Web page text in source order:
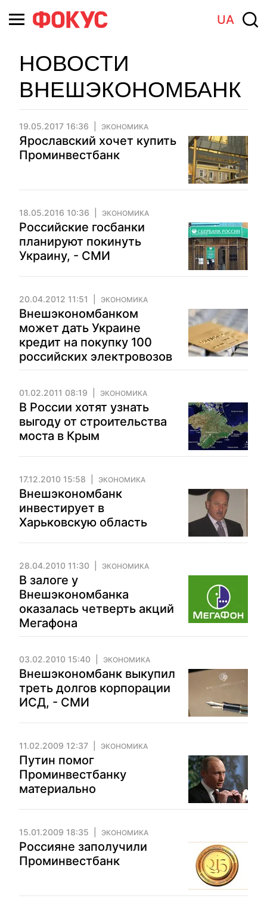
UA
НОВОСТИ
ВНЕШЭКОНОМБАНК
19.05.2017 16:36 ЭКОНОМИКА
Ярославский хочет купить
Проминвестбанк
18.05.2016 10:36 ЭКОНОМИКА
Российские госбанки
планируют покинуть
Украину, - СМИ
20.04.2012 11:51 ЭКОНОМИКА
Внешэкономбанком
может дать Украине
кредит на покупку 100
российских электровозов
01.02.2011 08:19 ЭКОНОМИКА
В России хотят узнать
выгоду от строительства
моста в Крым
17.12.2010 15:58 ЭКОНОМИКА
Внешэкономбанк
инвестирует в
Харьковскую область
28.04.2010 11:30 ЭКОНОМИКА
В залоге у
Внешэкономбанка
оказалась четверть акций
Мегафона
03.02.2010 15:40 ЭКОНОМИКА
Внешэкономбанк выкупил
треть долгов корпорации
ИСД, - СМИ
11.02.2009 12:37 ЭКОНОМИКА
Путин помог
Проминвестбанку
материально
15.01.2009 18:35 ЭКОНОМИКА
Россияне заполучили
Проминвестбанк